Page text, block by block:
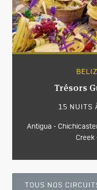
Trésors
15 NUITS
Antigua -
Creek
TOUS NOS